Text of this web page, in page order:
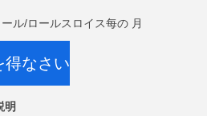
ル/ロールスロイス每の 月
得なさい
明